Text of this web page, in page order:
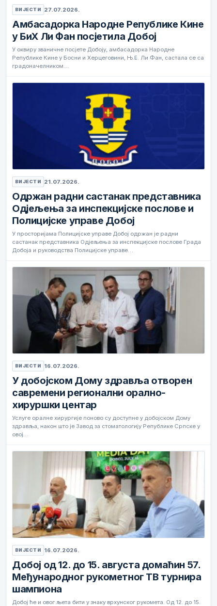
ВИЈЕСТИ 27.07.2026.
Амбасадорка Народне Републике Кине
у БиХ Ли Фан посјетила Добој
У оквиру званичне посјете Добоју, амбасадорка Народне
Републике Кине у Босни и Херцеговини, Њ.Е. Ли Фан, састала се са
градоначелником…
ВИЈЕСТИ 21.07.2026.
Одржан радни састанак представника
Одјељења за инспекцијске послове и
Полицијске управе Добој
У просторијама Полицијске управе Добој одржан је радни
састанак представника Одјељења за инспекцијске послове Града
Добоја и руководства Полицијске управе…
ВИЈЕСТИ 16.07.2026.
У добојском Дому здравља отворен
савремени регионални орално-
хируршки центар
Услуге оралне хирургије поново су доступне у добојском Дому
здравља, након што је Завод за стоматологију Републике Српске у
овој…
ВИЈЕСТИ 16.07.2026.
Добој од 12. до 15. августа домаћин 57.
Међународног рукометног ТВ турнира
шампиона
Добој ће и овог љета бити у знаку врхунског рукомета. Од 12. до 15.